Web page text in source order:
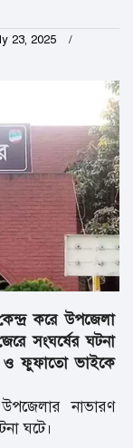
23, 2025
করে উপজেলা
সংঘর্ষের ঘটনা
ও ফুফাতো ভাইকে
নাভারণ
ঘটে।